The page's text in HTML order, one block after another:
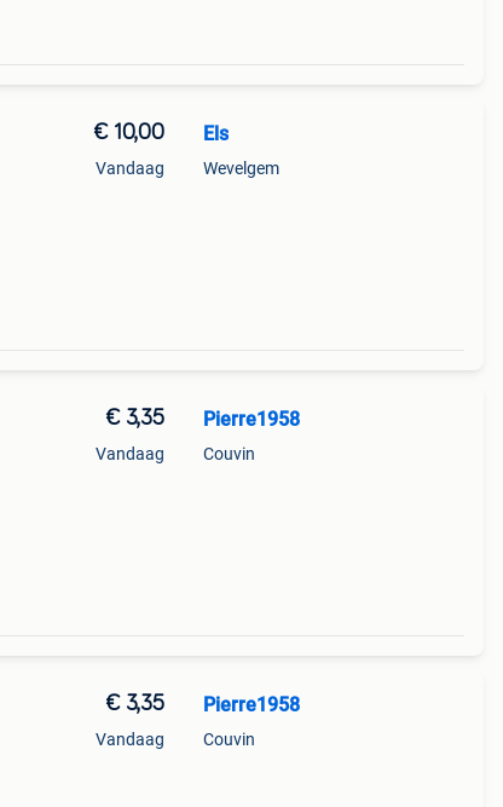
€ 10,00
Vandaag
Els
Wevelgem
€ 3,35
Vandaag
Pierre1958
Couvin
€ 3,35
Vandaag
Pierre1958
Couvin